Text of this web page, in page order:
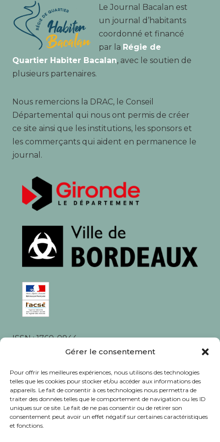
Gérer le consentement
Pour offrir les meilleures expériences, nous utilisons des technologies
telles que les cookies pour stocker et/ou accéder aux informations des
appareils. Le fait de consentir à ces technologies nous permettra de
traiter des données telles que le comportement de navigation ou les ID
uniques sur ce site. Le fait de ne pas consentir ou de retirer son
consentement peut avoir un effet négatif sur certaines caractéristiques
et fonctions.
Le Journal Bacalan est
un journal d’habitants
coordonné et financé
par la Régie de
Quartier Habiter Bacalan, avec le soutien de
plusieurs partenaires.
Nous remercions la DRAC, le Conseil
Départemental qui nous ont permis de créer
ce site ainsi que les institutions, les sponsors et
les commerçants qui aident en permanence le
journal.
ISSN : 1760-0944
Rédaction, photos et corrections : habitants et
© Journal Bacalan 2024 - Tous droits